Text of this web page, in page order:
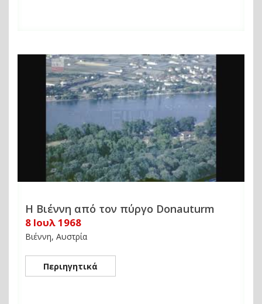
Η Βιέννη από τον πύργο Donauturm
8 Ιουλ 1968
Βιέννη, Αυστρία
Περιηγητικά